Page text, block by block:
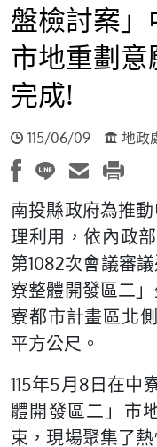
盤檢討案
市地重劃
完成!
115/06/09 地政
南投縣政府為推
理利用，依內政
第1082次會議審
寮整體開發區二
寮都市計畫區北
平方公尺。
115年5月8日在中
體開發區二」市
束，現場聚集了